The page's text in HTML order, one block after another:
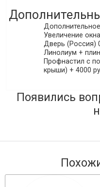
Увеличение
Дверь (Россия)
Линолиум +
Профнастил с
крыши) + 4000
Появились